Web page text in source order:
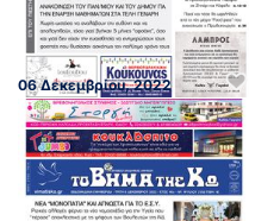
06 Δεκεμβρίου, 2022